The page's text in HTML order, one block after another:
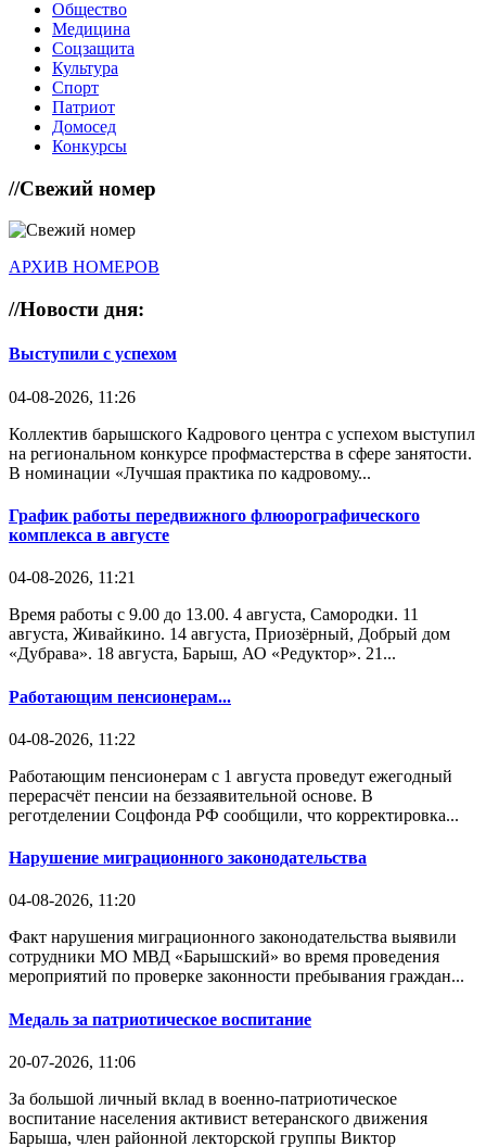
Общество
Медицина
Соцзащита
Культура
Спорт
Патриот
Домосед
Конкурсы
//Свежий номер
АРХИВ НОМЕРОВ
//Новости дня:
Выступили с успехом
04-08-2026, 11:26
Коллектив барышского Кадрового центра с успехом выступил
на региональном конкурсе профмастерства в сфере занятости.
В номинации «Лучшая практика по кадровому...
График работы передвижного флюорографического
комплекса в августе
04-08-2026, 11:21
Время работы с 9.00 до 13.00. 4 августа, Самородки. 11
августа, Живайкино. 14 августа, Приозёрный, Добрый дом
«Дубрава». 18 августа, Барыш, АО «Редуктор». 21...
Работающим пенсионерам...
04-08-2026, 11:22
Работающим пенсионерам с 1 августа проведут ежегодный
перерасчёт пенсии на беззаявительной основе. В
реготделении Соцфонда РФ сообщили, что корректировка...
Нарушение миграционного законодательства
04-08-2026, 11:20
Факт нарушения миграционного законодательства выявили
сотрудники МО МВД «Барышский» во время проведения
мероприятий по проверке законности пребывания граждан...
Медаль за патриотическое воспитание
20-07-2026, 11:06
За большой личный вклад в военно-патриотическое
воспитание населения активист ветеранского движения
Барыша, член районной лекторской группы Виктор